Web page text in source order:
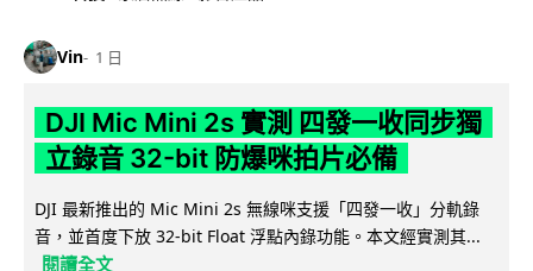
Vin 1 日
DJI Mic Mini 2s 實測 四發一收同步獨
立錄音 32-bit 防爆咪拍片必備
DJI 最新推出的 Mic Mini 2s 無線咪支援「四發一收」分軌錄
音，並首度下放 32-bit Float 浮點內錄功能。本文經實測其...
閱讀全文